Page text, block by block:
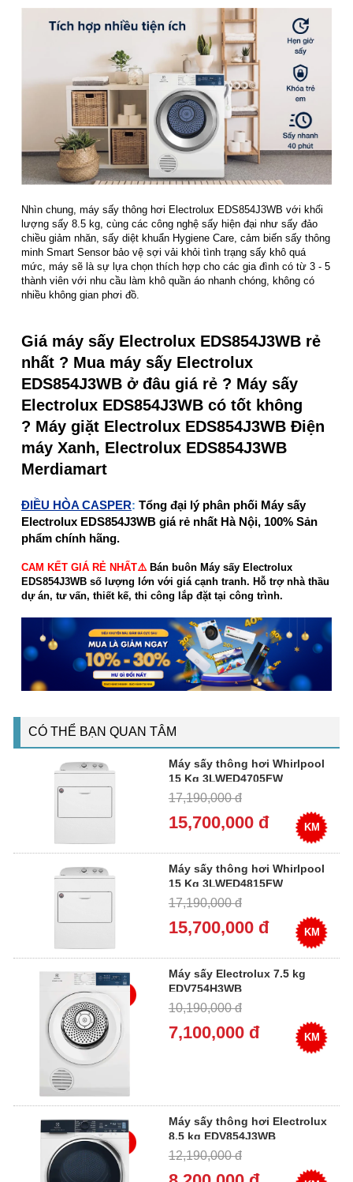
Nhìn chung, máy sấy thông hơi Electrolux EDS854J3WB với khối
lượng sấy 8.5 kg, cùng các công nghệ sấy hiện đại như sấy đảo
chiều giảm nhăn, sấy diệt khuẩn Hygiene Care, cảm biến sấy thông
minh Smart Sensor bảo vệ sợi vải khỏi tình trạng sấy khô quá
mức, máy sẽ là sự lựa chọn thích hợp cho các gia đình có từ 3 - 5
thành viên với nhu cầu làm khô quần áo nhanh chóng, không có
nhiều không gian phơi đồ.
Giá máy sấy Electrolux EDS854J3WB rẻ
nhất ? Mua máy sấy Electrolux
EDS854J3WB ở đâu giá rẻ ? Máy sấy
Electrolux EDS854J3WB có tốt không
? Máy giặt Electrolux EDS854J3WB Điện
máy Xanh, Electrolux EDS854J3WB
Merdiamart
ĐIỀU HÒA CASPER: Tổng đại lý phân phối Máy sấy
Electrolux EDS854J3WB giá rẻ nhất Hà Nội, 100% Sản
phẩm chính hãng.
CAM KẾT GIÁ RẺ NHẤT⚠️Bán buôn Máy sấy Electrolux
EDS854J3WB số lượng lớn với giá cạnh tranh. Hỗ trợ nhà thầu
dự án, tư vấn, thiết kế, thi công lắp đặt tại công trình.
CÓ THỂ BẠN QUAN TÂM
Máy sấy thông hơi Whirlpool
15 Kg 3LWED4705FW
17,190,000 đ
15,700,000 đ KM
Máy sấy thông hơi Whirlpool
15 Kg 3LWED4815FW
17,190,000 đ
15,700,000 đ KM
Máy sấy Electrolux 7.5 kg
EDV754H3WB
10,190,000 đ
7,100,000 đ KM
Máy sấy thông hơi Electrolux
8.5 kg EDV854J3WB
12,190,000 đ